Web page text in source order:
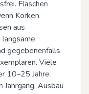
Flaschen
Korken
aus
gegebenenfalls
Viele
10–25 Jahre;
Ausbau